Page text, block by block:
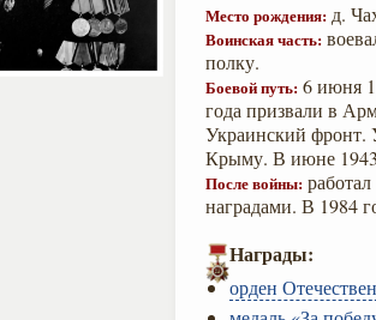
Место рождения: д.
Воинская часть:
полку.
Боевой путь: 6 июня
года призвали в
Украинский фронт.
Крыму. В июне 1943
После войны:
наградами. В 1984
Награды:
орден